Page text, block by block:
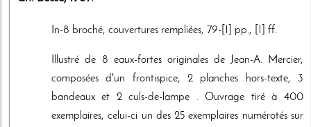
In-8 broché, couvertures rempliées, 79-[1] pp., [1] ff.
Illustré de 8 eaux-fortes originales de Jean-A. Mercier,
composées d'un frontispice, 2 planches hors-texte, 3
bandeaux et 2 culs-de-lampe . Ouvrage tiré à 400
exemplaires, celui-ci un des 25 exemplaires numérotés sur